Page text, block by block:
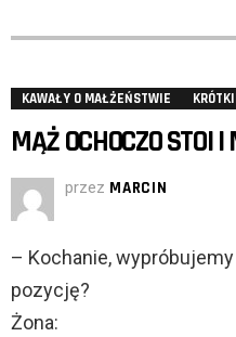
KAWAŁY O MAŁŻEŃSTWIE
MĄŻ OCHOCZO STOI I
przez MARCIN
– Kochanie,
pozycję?
Żona: